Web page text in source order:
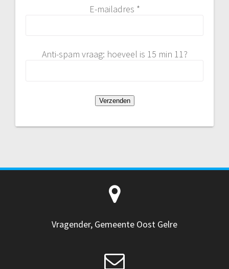
E-mailadres *
Anti-spam vraag: hoeveel is 15 min 11?
Vragender, Gemeente Oost Gelre